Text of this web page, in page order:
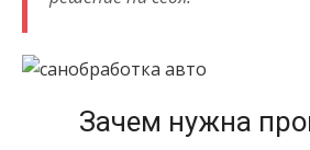
Зачем нужна